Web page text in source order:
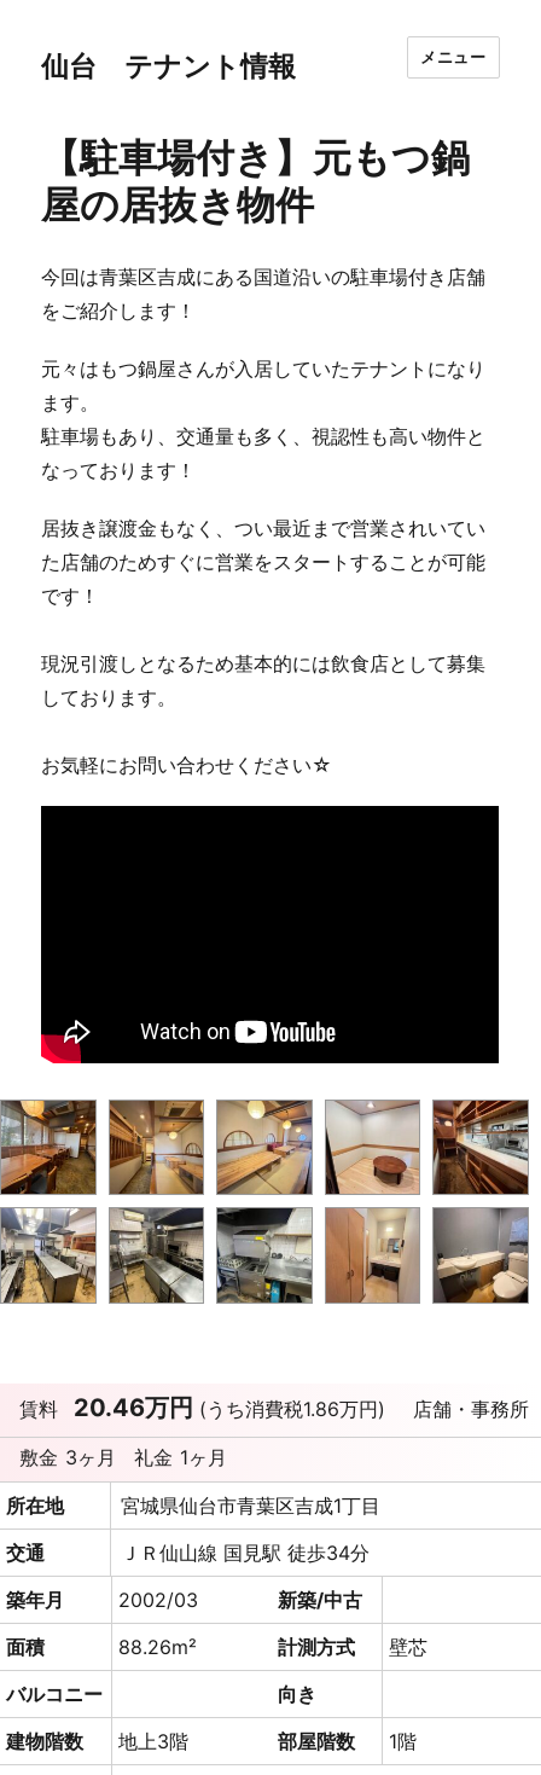
仙台 テナント情報 メニュー
【駐車場付き】元もつ鍋
屋の居抜き物件
今回は青葉区吉成にある国道沿いの駐車場付き店舗
をご紹介します！
元々はもつ鍋屋さんが入居していたテナントになり
ます。
駐車場もあり、交通量も多く、視認性も高い物件と
なっております！
居抜き譲渡金もなく、つい最近まで営業されいてい
た店舗のためすぐに営業をスタートすることが可能
です！
現況引渡しとなるため基本的には飲食店として募集
しております。
お気軽にお問い合わせください☆
賃料 20.46万円 (うち消費税1.86万円)
店舗・事務所
敷金 3ヶ月 礼金 1ヶ月
所在地
宮城県仙台市青葉区吉成1丁目
交通
ＪＲ仙山線 国見駅 徒歩34分
築年月
2002/03
新築/中古
面積
88.26m² 計測方式
壁芯
バルコニー
向き
建物階数
地上3階 部屋階数
1階